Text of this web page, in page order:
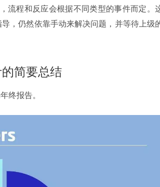
流程和反应会根据不同类型的事件而定。
，仍然依靠手动来解决问题，并等待上级
简要总结
终报告。